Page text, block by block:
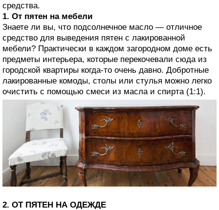
средства.
1. От пятен на мебели
Знаете ли вы, что подсолнечное масло — отличное
средство для выведения пятен с лакированной
мебели? Практически в каждом загородном доме есть
предметы интерьера, которые перекочевали сюда из
городской квартиры когда-то очень давно. Добротные
лакированные комоды, столы или стулья можно легко
очистить с помощью смеси из масла и спирта (1:1).
2. ОТ ПЯТЕН НА ОДЕЖДЕ